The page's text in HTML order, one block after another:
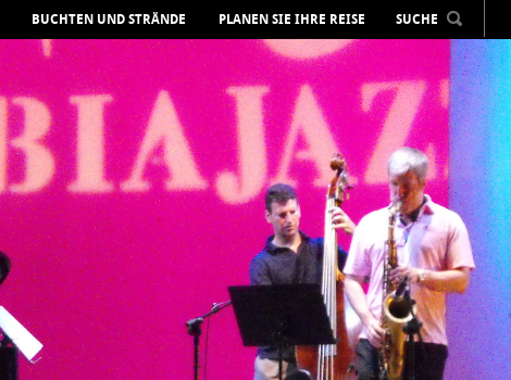
BUCHTEN UND STRÄNDE PLANEN SIE IHRE REISE SUCHE